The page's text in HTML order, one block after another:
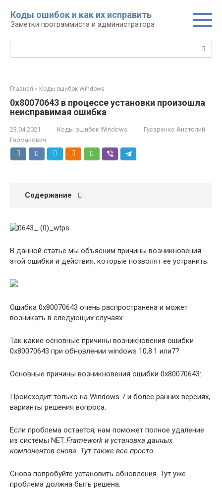
контенту
Коды ошибок и как их исправить
Заметки программиста и администратора
Главная » Коды ошибок Windows
0x80070643 в процессе установки произошла
неисправимая ошибка
23.04.2021 Коды ошибок Windows
Гусаренко Анатолий
Германович
Содержание
В данной статье мы объясним причины возникновения
этой ошибки и действия, которые позволят ее устранить.
Ошибка 0x80070643 очень распространена и может
возникать в следующих случаях:
Так какие основные причины возникновения ошибки
0x80070643 при обновлении windows 10,8.1 или7?
Основные причины возникновения ошибки 0x80070643:
Происходит только на Windows 7 и более ранних версиях,
варианты решения вопроса:
Если проблема остается, нам поможет полное удаление
из системы NET.Framework и установка данных
компонентов снова. Тут также все просто.
Снова попробуйте установить обновления. Тут уже
проблема должна быть решена.